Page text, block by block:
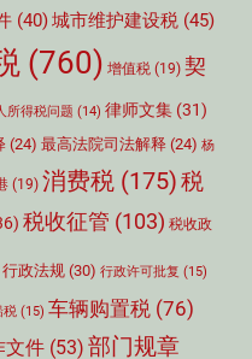
(40)城市维护建设税 (45)
(760) 增值税 (19) 契
所得税问题 (14) 律师文集 (31)
(24) 最高法院司法解释 (24) 杨
(19) 消费税 (175)税
税收征管 (103) 税收政
行政法规 (30) 行政许可批复 (15)
税 (15) 车辆购置税 (76)
文件 (53) 部门规章